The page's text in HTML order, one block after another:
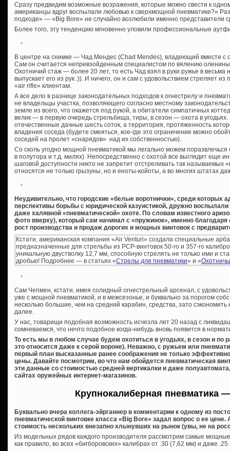
Сразу предвидим возможные возражения, которые можно свести к
американцы вдруг воспылали любовью к сверхмощной пневматике?»
подходе» — «Big Bore» не случайно возлюбили именно представители
Более того, эту тенденцию мгновенно уловили профессиональные
В центре на снимке — Чад Мендес (Chad Mendes), владеющий вместе с
Сам он считается непревзойденным специалистом по вялению
Охотничий стаж — более 20 лет, то есть Чад взял в руки ружье в
выпускает его из рук :)). И ничего, он и сам с удовольствием стреляет
«air rifle» клиентам.
А все дело в разнице законодательных подходов к огнестрелу и
не владельцы участка, позволяющего согласно местному
земле из всего, что окажется под рукой, а обитатели симпатичных
велик — в первую очередь стрельбища, тиры, в сезон — охота в
отечественные дачные шесть соток, а территория, протяженность
владения соседа (будете смеяться, кое-где это ограничение можно
соседей на пролет «снарядов» над их собственностью).
Со сколь угодно мощной пневматикой мы легально можем поразвлечься
в полутора и т.д. милях). Непосредственно с охотой все выглядит еще
шаговой доступности никто не запретит отстреливать так называемых
относятся не только грызуны, но и еноты-койоты, а во многих штатах
Неудивительно, что городские «белые воротнички», среди которых
перспективы борьбы с юридической казуистикой, дружно
даже халявной «пневматической» охоте. По словам известного
фото вверху), который сам начинал с «пружинок», именно
рост производства и продаж дорогих и мощных винтовок с
Кстати, американская компания «Air Venturi» создала специальные
предназначенные для стрельбы из PCP-винтовок 50-го и 357-го
уникальную двустволку 12,7 мм, способную стрелять не только ими и
дробью! Подробнее — в статьях «Стрелы для пневматики» и «
Сам Чепмен, кстати, имея солидный огнестрельный арсенал, с
уже с мощной пневматикой, и в межсезонье, и буквально за порогом
несколько большие, чем на средний карабин, средства, зато сэкономить
далее.
У нас, товарищи подобная возможность исчезла лет 20 назад с
сомневаемся, что нечто подобное когда-нибудь вновь появится в
То есть мы в любом случае будем охотиться в угодьях, в сезон и по
это относится даже к серой вороне). Неважно, с ружьем или
первый план высказанные ранее соображения не только
цены. Давайте посмотрим, во что нам обойдется пневматическая
эти данные со стоимостью средней вертикалки и даже
сайтах оружейных интернет-магазинов.
Крупнокалиберная пневматика
Буквально вчера коллега-эйрганнер в комментарии к одному из
пневматической винтовке класса «Big Bore» задал вопрос о ее цене.
стоимость нескольких внезапно хлынувших на рынок (увы, не на
Из модельных рядов каждого производителя рассмотрим самые мощные
как правило, во всех «бигборовских» калибрах от .30 (7,62 мм) и даже